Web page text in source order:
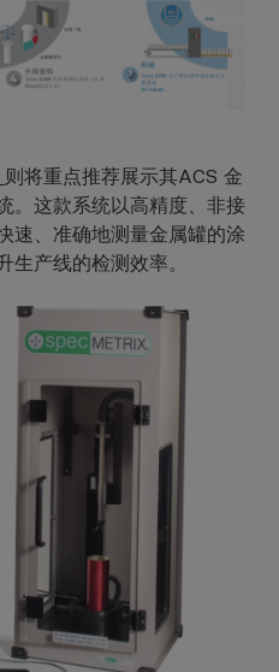
则将重点推荐展示其ACS 金
。这款系统以高精度、非接
速、准确地测量金属罐的涂
生产线的检测效率。